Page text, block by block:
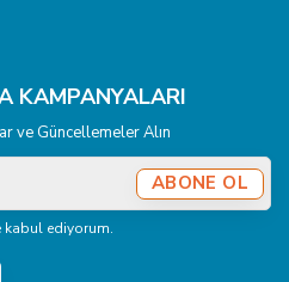
KAMPANYALARI
ve Güncellemeler Alın
ABONE OL
kabul ediyorum.